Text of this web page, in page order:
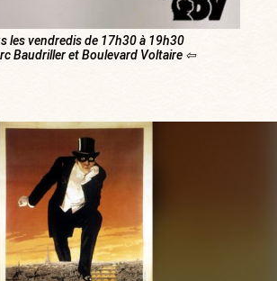
les vendredis de 17h30 à 19h30
Baudriller et Boulevard Voltaire ⇦